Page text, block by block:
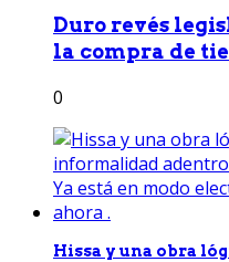
Duro revés
la compra de
0
Hissa y una obra